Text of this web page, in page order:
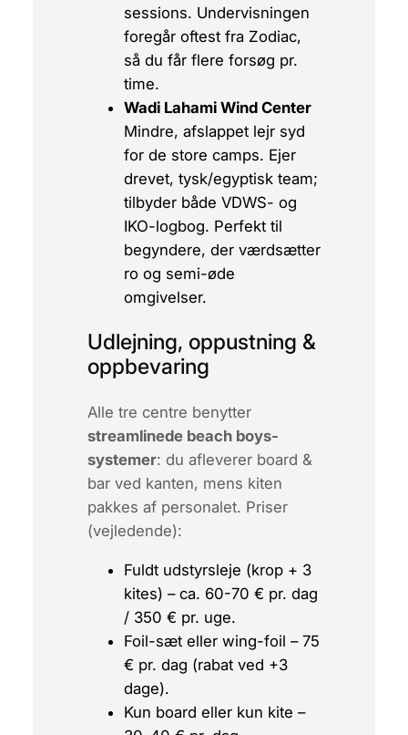
sessions. Undervisningen
foregår oftest fra Zodiac,
så du får flere forsøg pr.
time.
Wadi Lahami Wind Center
Mindre, afslappet lejr syd
for de store camps. Ejer
drevet, tysk/egyptisk team;
tilbyder både VDWS- og
IKO-logbog. Perfekt til
begyndere, der værdsætter
ro og semi-øde
omgivelser.
Udlejning, oppustning &
oppbevaring
Alle tre centre benytter
streamlinede beach boys-
systemer: du afleverer board &
bar ved kanten, mens kiten
pakkes af personalet. Priser
(vejledende):
Fuldt udstyrsleje (krop + 3
kites) – ca. 60-70 € pr. dag
/ 350 € pr. uge.
Foil-sæt eller wing-foil – 75
€ pr. dag (rabat ved +3
dage).
Kun board eller kun kite –